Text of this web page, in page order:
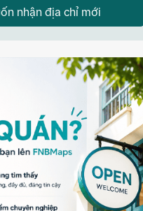
nhận địa chỉ mới